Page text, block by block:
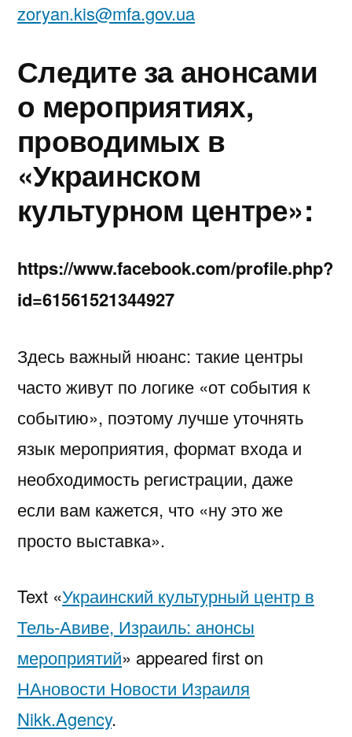
zoryan.kis@mfa.gov.ua
Следите за анонсами
о мероприятиях,
проводимых в
«Украинском
культурном центре»:
https://www.facebook.com/profile.php?
id=61561521344927
Здесь важный нюанс: такие центры
часто живут по логике «от события к
событию», поэтому лучше уточнять
язык мероприятия, формат входа и
необходимость регистрации, даже
если вам кажется, что «ну это же
просто выставка».
Text «Украинский культурный центр в
Тель-Авиве, Израиль: анонсы
мероприятий» appeared first on
НАновости Новости Израиля
Nikk.Agency.